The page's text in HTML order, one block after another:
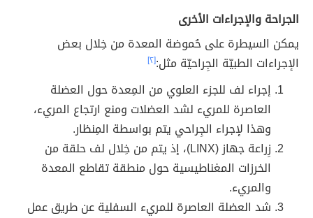
الجراحة والإجراءات الأخرى
يمكن السيطرة على حُموضة المعدة من خِلال بعض
الإجراءات الطبيّة الجِراحيّة مثل:[٢]
إجراء لف للجزء العلوي من المِعدة حول العضلة
العاصرة للمريء لشد العضلات ومنع ارتجاع المريء،
وهذا لإجراء الجِراحي يتم بواسطة المِنظار.
زِراعة جهاز (LINX)، إذ يتم من خِلال لف حلقة من
الخرزات المغناطيسية حول منطقة تقاطع المعدة
والمريء.
شد العضلة العاصرة للمريء السفلية عن طريق عمل